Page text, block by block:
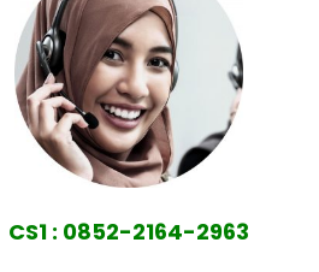
CS1 : 0852-2164-2963